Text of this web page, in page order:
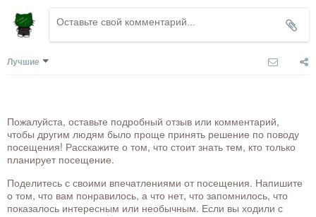
Лучшие
Пожалуйста, оставьте подробный отзыв или комментарий,
чтобы другим людям было проще принять решение по поводу
посещения! Расскажите о том, что стоит знать тем, кто только
планирует посещение.
Поделитесь с своими впечатлениями от посещения. Напишите
о том, что вам понравилось, а что нет, что запомнилось, что
показалось интересным или необычным. Если вы ходили с